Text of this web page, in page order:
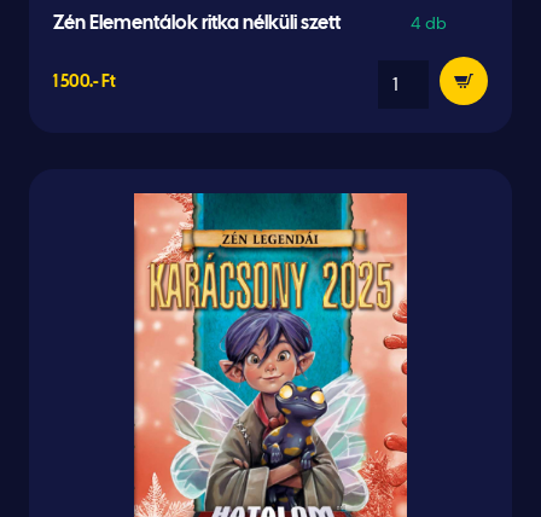
Zén Elementálok ritka nélküli szett 4 db
1 500.- Ft